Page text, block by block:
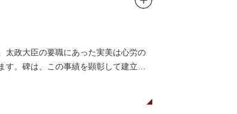
太政大臣の要職にあった実美は心労の
す。碑は、この事績を顕彰して建立さ